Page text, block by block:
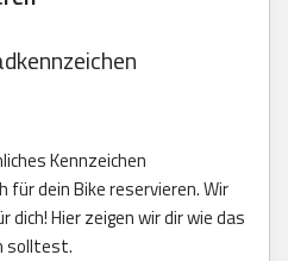
Kennzeichen
für dein Bike reservieren. Wir
Hier zeigen wir dir wie das
solltest.